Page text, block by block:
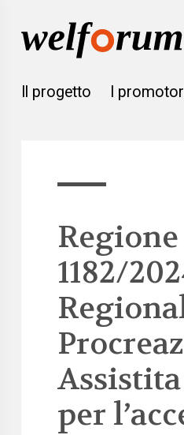
Il progetto I
1182/
per